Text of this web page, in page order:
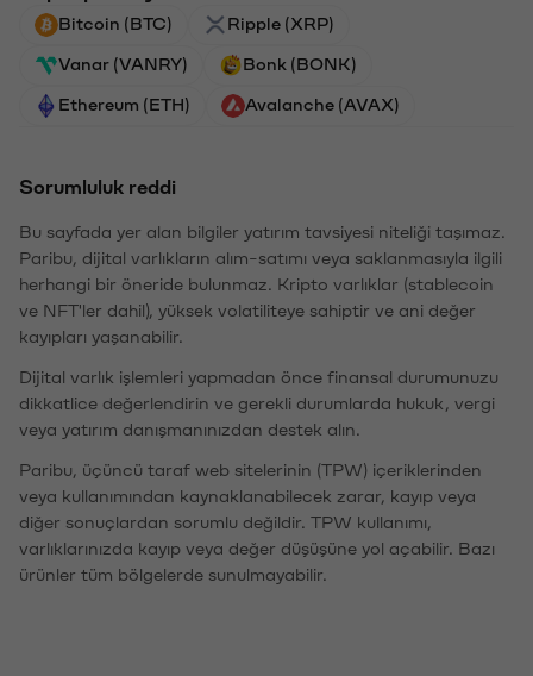
Bitcoin (BTC) Ripple (XRP)
Vanar (VANRY) Bonk (BONK)
Ethereum (ETH) Avalanche (AVAX)
Sorumluluk reddi
Bu sayfada yer alan bilgiler yatırım tavsiyesi niteliği taşımaz.
Paribu, dijital varlıkların alım-satımı veya saklanmasıyla ilgili
herhangi bir öneride bulunmaz. Kripto varlıklar (stablecoin
ve NFT'ler dahil), yüksek volatiliteye sahiptir ve ani değer
kayıpları yaşanabilir.
Dijital varlık işlemleri yapmadan önce finansal durumunuzu
dikkatlice değerlendirin ve gerekli durumlarda hukuk, vergi
veya yatırım danışmanınızdan destek alın.
Paribu, üçüncü taraf web sitelerinin (TPW) içeriklerinden
veya kullanımından kaynaklanabilecek zarar, kayıp veya
diğer sonuçlardan sorumlu değildir. TPW kullanımı,
varlıklarınızda kayıp veya değer düşüşüne yol açabilir. Bazı
ürünler tüm bölgelerde sunulmayabilir.